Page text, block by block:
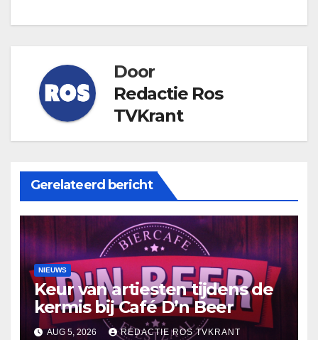
Door
Redactie Ros
TVKrant
Gerelateerd bericht
NIEUWS
Keur van artiesten tijdens de
kermis bij Café D’n Beer
AUG 5, 2026 REDACTIE ROS TVKRANT